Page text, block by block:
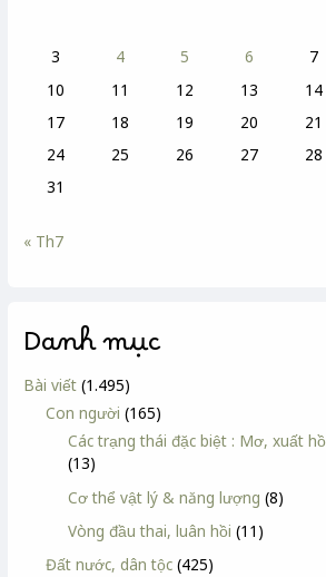
3
4 5 6 7
10
11 12 13 14
17
18 19 20 21
24
25 26 27 28
31
« Th7
Danh mục
Bài viết (1.495)
Con người (165)
Các trạng thái đặc biệt : Mơ, xuất
(13)
Cơ thể vật lý & năng lượng (8)
Vòng đầu thai, luân hồi (11)
Đất nước, dân tộc (425)